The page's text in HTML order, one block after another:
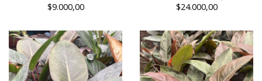
$9.000,00
$24.000,00